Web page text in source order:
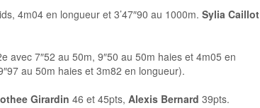
4m04 en longueur et 3’47″90 au 1000m. Sylia Caillot
avec 7″52 au 50m, 9″50 au 50m haies et 4m05 en
au 50m haies et 3m82 en longueur).
Girardin 46 et 45pts, Alexis Bernard 39pts.